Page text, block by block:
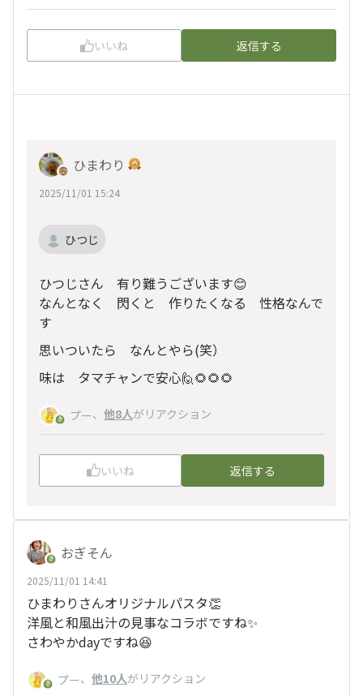
いいね 返信する
ひまわり
2025/11/01 15:24
ひつじ
ひつじさん 有り難うございます😊
なんとなく 閃くと 作りたくなる 性格なんで
す
思いついたら なんとやら(笑）
味は タマチャンで安心🙋🌻🌻🌻
プー、 他8人がリアクション
いいね 返信する
おぎそん
2025/11/01 14:41
ひまわりさんオリジナルパスタ👏
洋風と和風出汁の見事なコラボですね✨
さわやかdayですね😆
プー、 他10人がリアクション